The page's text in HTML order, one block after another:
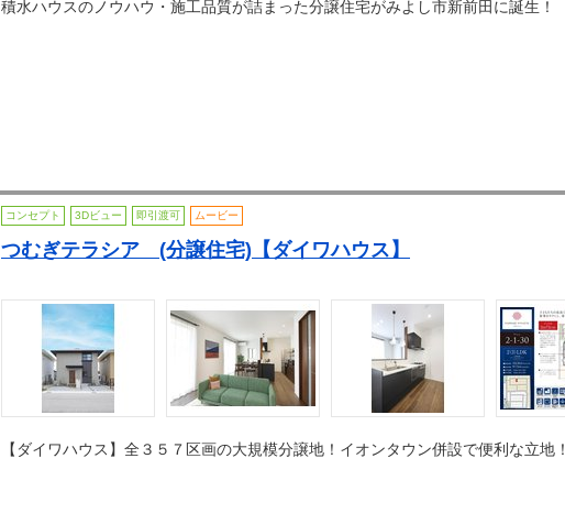
積水ハウスのノウハウ・施工品質が詰まった分譲住宅がみよし市新前田に誕生！
コンセプト 3Dビュー 即引渡可 ムービー
つむぎテラシア (分譲住宅)【ダイワハウス】
【ダイワハウス】全３５７区画の大規模分譲地！イオンタウン併設で便利な立地！